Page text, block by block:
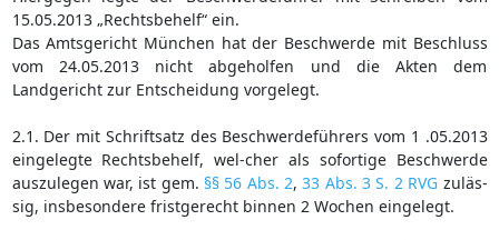
15.05.2013 „Rechtsbehelf“ ein.
Das Amtsgericht München hat der Beschwerde mit Beschluss
vom 24.05.2013 nicht abgeholfen und die Akten dem
Landgericht zur Entscheidung vorgelegt.
2.1. Der mit Schriftsatz des Beschwerdeführers vom 1 .05.2013
eingelegte Rechtsbehelf, wel-cher als sofortige Beschwerde
auszulegen war, ist gem. §§ 56 Abs. 2,33 Abs. 3 S. 2 RVG zuläs-
sig, insbesondere fristgerecht binnen 2 Wochen eingelegt.